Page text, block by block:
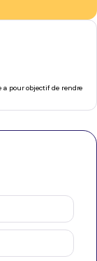
a pour objectif de rendre